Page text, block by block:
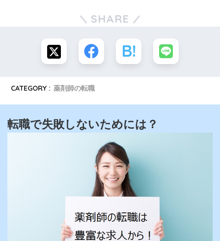
SHARE
CATEGORY : 薬剤師の転職
転職で失敗しないためには？